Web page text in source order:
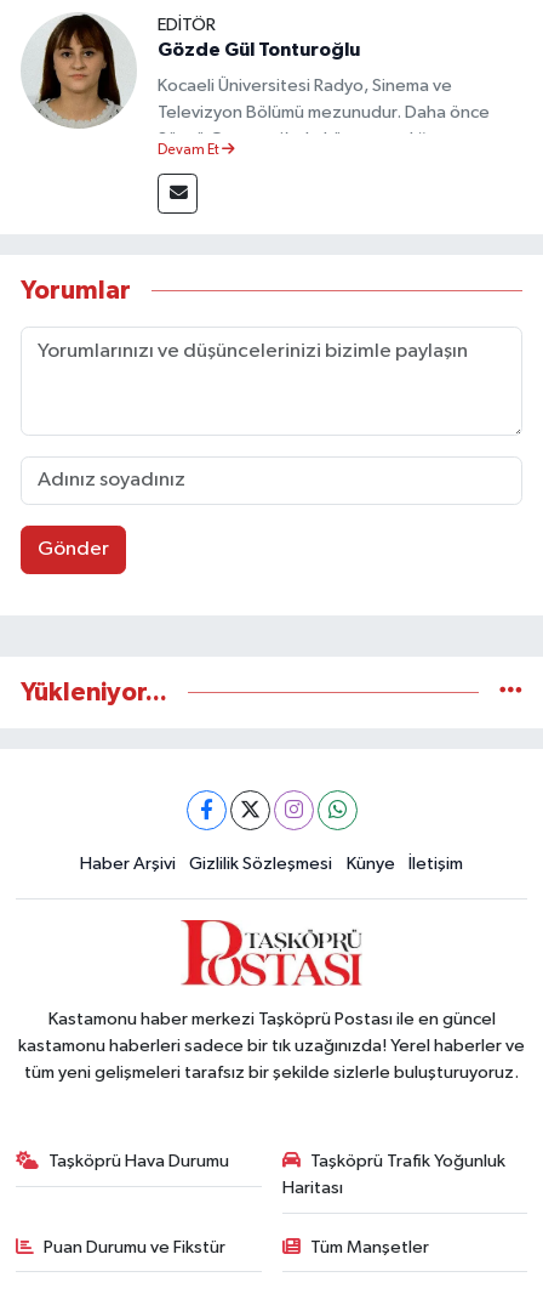
EDİTÖR
Gözde Gül Tonturoğlu
Kocaeli Üniversitesi Radyo, Sinema ve
Televizyon Bölümü mezunudur. Daha önce
Sözcü Gazetesi’nde köşe yazarlığı yapmış ve
Devam Et
Yorumlar
Gönder
Yükleniyor...
Haber Arşivi Gizlilik Sözleşmesi Künye İletişim
Kastamonu haber merkezi Taşköprü Postası ile en güncel
kastamonu haberleri sadece bir tık uzağınızda! Yerel haberler ve
tüm yeni gelişmeleri tarafsız bir şekilde sizlerle buluşturuyoruz.
Taşköprü Hava Durumu
Taşköprü Trafik Yoğunluk
Haritası
Puan Durumu ve Fikstür Tüm Manşetler